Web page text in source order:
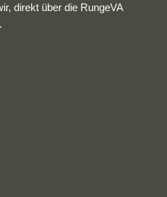
direkt über die RungeVA